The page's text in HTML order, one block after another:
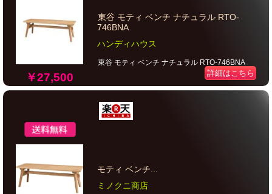
￥27,500
東谷 モティ ベンチ ナチュラル RTO-
746BNA
ハンディハウス
東谷 モティ ベンチ ナチュラル RTO-746BNA
詳細はこちら
モティ ベンチ...
ミノクニ商店